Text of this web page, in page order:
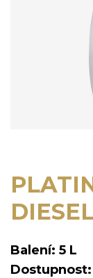
Balení: 5 L